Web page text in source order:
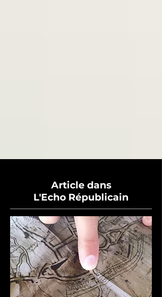
Article dans
L'Echo Républicain